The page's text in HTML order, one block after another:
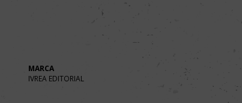
MARCA
IVREA EDITORIAL